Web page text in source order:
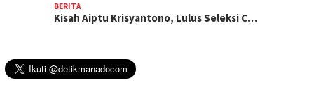
BERITA
Kisah Aiptu Krisyantono, Lulus Seleksi C…